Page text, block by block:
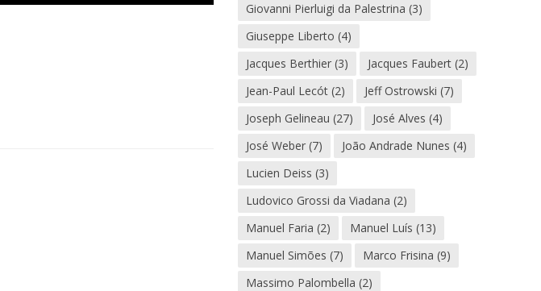
Giovanni Pierluigi da Palestrina (3)
Giuseppe Liberto (4)
Jacques Berthier (3) Jacques Faubert (2)
Jean-Paul Lecót (2) Jeff Ostrowski (7)
Joseph Gelineau (27) José Alves (4)
José Weber (7) João Andrade Nunes (4)
Lucien Deiss (3)
Ludovico Grossi da Viadana (2)
Manuel Faria (2) Manuel Luís (13)
Manuel Simões (7) Marco Frisina (9)
Massimo Palombella (2)